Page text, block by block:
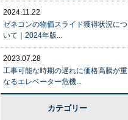
2024.11.22
ゼネコンの物価スライド獲得状況につ
いて｜2024年版...
2023.07.28
工事可能な時期の遅れに価格高騰が重
なるエレベーター危機...
カテゴリー